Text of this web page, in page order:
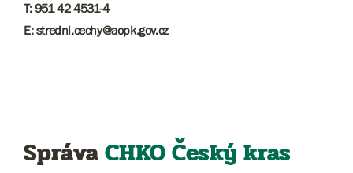
T: 951 42 4531-4
E: stredni.cechy@aopk.gov.cz
SprávaCHKO Český kras